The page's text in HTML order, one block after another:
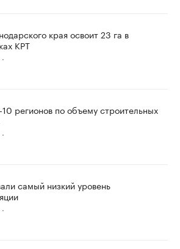
края освоит 23 га в
КРТ
регионов по объему строительных
самый низкий уровень